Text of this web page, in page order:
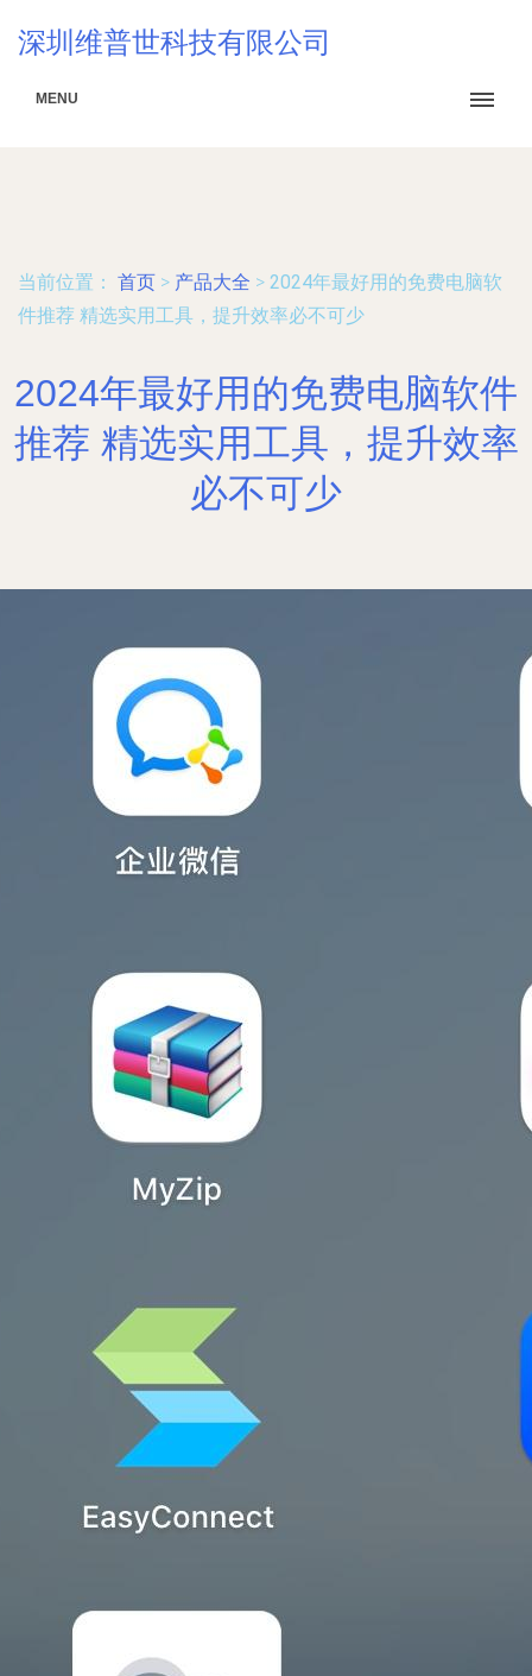
深圳维普世科技有限公司
MENU
当前位置： 首页 > 产品大全 > 2024年最好用的免费电脑软
件推荐 精选实用工具，提升效率必不可少
2024年最好用的免费电脑软件
推荐 精选实用工具，提升效率
必不可少